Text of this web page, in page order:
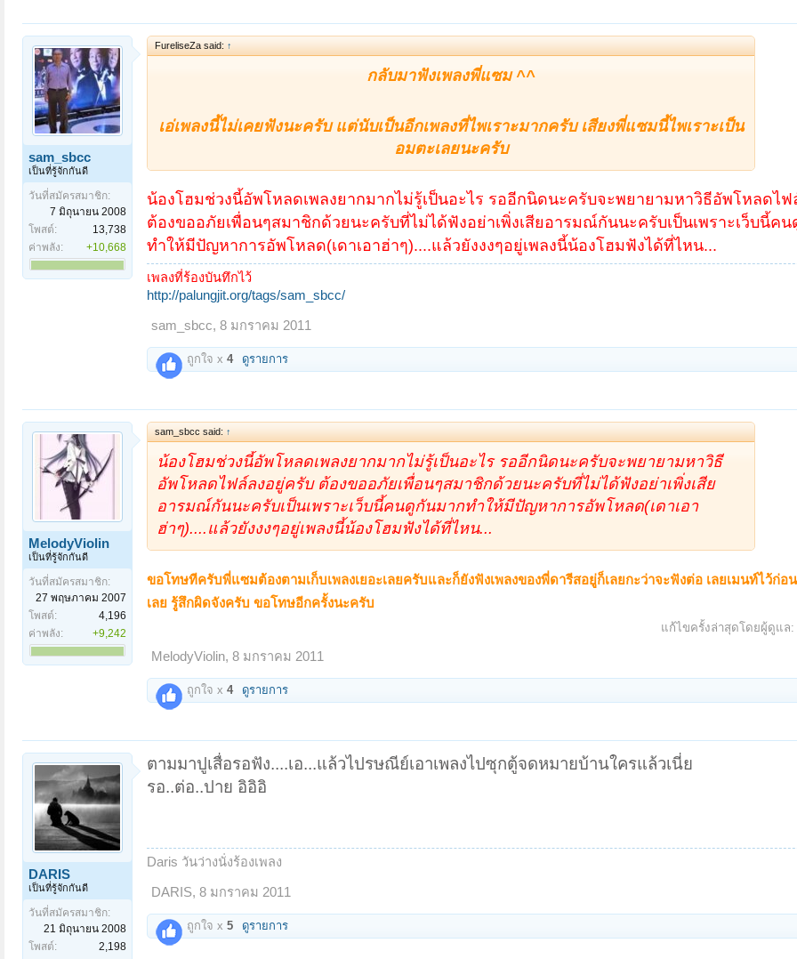
sam_sbcc
เป็นที่รู้จักกันดี
วันที่สมัครสมาชิก:
7 มิถุนายน 2008
โพสต์:
13,738
ค่าพลัง:
+10,668
FureliseZa said: ↑
กลับมาฟังเพลงพี่แซม ^^
เอ่เพลงนี้ไม่เคยฟังนะครับ แต่นับเป็นอีกเพลงที่ไพเราะมากครับ เสียงพี่แซมนี้ไพเราะเป็น
อมตะเลยนะครับ
น้องโฮมช่วงนี้อัพโหลดเพลงยากมากไม่รู้เป็นอะไร รออีกนิดนะครับจะพยายามหาวิธีอัพโหลดไ
ต้องขออภัยเพื่อนๆสมาชิกด้วยนะครับที่ไม่ได้ฟังอย่าเพิ่งเสียอารมณ์กันนะครับเป็นเพราะเว็บนี้ค
ทำให้มีปัญหาการอัพโหลด(เดาเอาฮ่าๆ)....แล้วยังงงๆอยู่เพลงนี้น้องโฮมฟังได้ที่ไหน...
เพลงที่ร้องบันทึกไว้
http://palungjit.org/tags/sam_sbcc/
sam_sbcc, 8 มกราคม 2011
ถูกใจ x 4 ดูรายการ
MelodyViolin
เป็นที่รู้จักกันดี
วันที่สมัครสมาชิก:
27 พฤษภาคม 2007
โพสต์:
4,196
ค่าพลัง:
+9,242
sam_sbcc said: ↑
น้องโฮมช่วงนี้อัพโหลดเพลงยากมากไม่รู้เป็นอะไร รออีกนิดนะครับจะพยายามหาวิธี
อัพโหลดไฟล์ลงอยู่ครับ ต้องขออภัยเพื่อนๆสมาชิกด้วยนะครับที่ไม่ได้ฟังอย่าเพิ่งเสีย
อารมณ์กันนะครับเป็นเพราะเว็บนี้คนดูกันมากทำให้มีปัญหาการอัพโหลด(เดาเอา
ฮ่าๆ)....แล้วยังงงๆอยู่เพลงนี้น้องโฮมฟังได้ที่ไหน...
ขอโทษทีครับพี่แซมต้องตามเก็บเพลงเยอะเลยครับและก็ยังฟังเพลงของพี่ดารีสอยู่ก็เลยกะว่าจะฟังต่อ เลยเมนท์ไว้ก่อ
เลย รู้สึกผิดจังครับ ขอโทษอีกครั้งนะครับ
แก้ไขครั้งล่าสุดโดยผู้ดูแล:
MelodyViolin, 8 มกราคม 2011
ถูกใจ x 4 ดูรายการ
DARIS
เป็นที่รู้จักกันดี
วันที่สมัครสมาชิก:
21 มิถุนายน 2008
โพสต์:
2,198
ตามมาปูเสื่อรอฟัง....เอ...แล้วไปรษณีย์เอาเพลงไปซุกตู้จดหมายบ้านใครแล้วเนี่ย
รอ..ต่อ..ปาย อิอิอิ
Daris วันว่างนั่งร้องเพลง
DARIS, 8 มกราคม 2011
ถูกใจ x 5 ดูรายการ